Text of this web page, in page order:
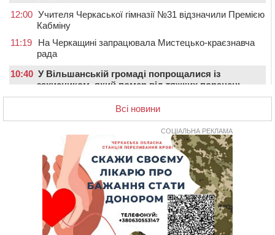
12:00 Учителя Черкаської гімназії №31 відзначили Премією
Кабміну
11:19
На Черкащині запрацювала Мистецько-краєзнавча
рада
10:40 У Вільшанській громаді попрощалися із
захисником, який помер від тяжких поранень
Всі опинилися в кюветі: у Будищі зіткнулися два
На Черкащині боржникам за електроенергію
нарахують 3% річних та інфляційні втрати
Черкащина серед лідерів за кількістю штрафів для
підприємств через неподання даних про транспорт до
ТЦК
Черкаси прийматимуть Український урбаністичний
форум: реєстрація
09 СЕРПНЯ 2026, НЕДІЛЯ
Всі новини
СОЦІАЛЬНА РЕКЛАМА